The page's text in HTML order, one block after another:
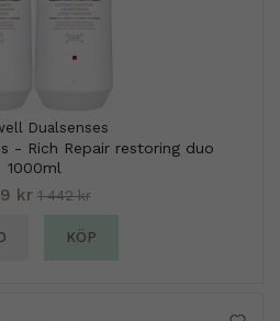
Dualsenses
- Rich Repair restoring duo
1000ml
kr 1 442 kr
KÖP